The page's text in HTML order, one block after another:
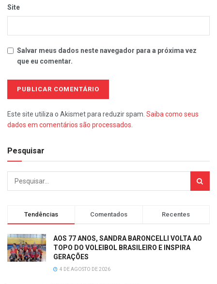
Site
Salvar meus dados neste navegador para a próxima vez
que eu comentar.
Este site utiliza o Akismet para reduzir spam. Saiba como seus
dados em comentários são processados
Pesquisar
Tendências Comentados Recentes
AOS 77 ANOS, SANDRA BARONCELLI VOLTA AO
TOPO DO VOLEIBOL BRASILEIRO E INSPIRA
GERAÇÕES
4 DE AGOSTO DE 2026